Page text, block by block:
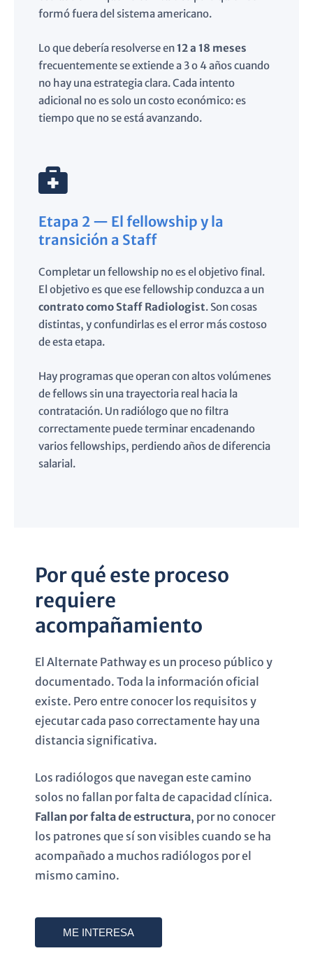
formó fuera del sistema americano.
Lo que debería resolverse en12 a 18 meses
frecuentemente se extiende a 3 o 4 años cuando
no hay una estrategia clara. Cada intento
adicional no es solo un costo económico: es
tiempo que no se está avanzando.
Etapa 2 — El fellowship y la
transición a Staff
Completar un fellowship no es el objetivo final.
El objetivo es que ese fellowship conduzca a un
contrato como Staff Radiologist. Son cosas
distintas, y confundirlas es el error más costoso
de esta etapa.
Hay programas que operan con altos volúmenes
de fellows sin una trayectoria real hacia la
contratación. Un radiólogo que no filtra
correctamente puede terminar encadenando
varios fellowships, perdiendo años de diferencia
salarial.
Por qué este proceso
requiere
acompañamiento
El Alternate Pathway es un proceso público y
documentado. Toda la información oficial
existe. Pero entre conocer los requisitos y
ejecutar cada paso correctamente hay una
distancia significativa.
Los radiólogos que navegan este camino
solos no fallan por falta de capacidad clínica.
Fallan por falta de estructura, por no conocer
los patrones que sí son visibles cuando se ha
acompañado a muchos radiólogos por el
mismo camino.
ME INTERESA